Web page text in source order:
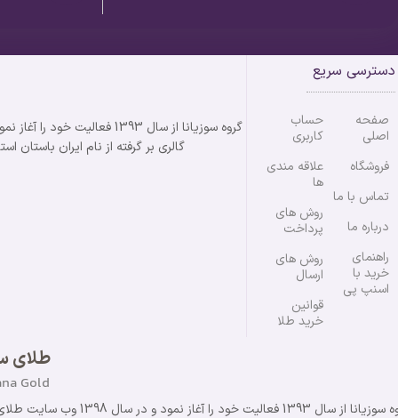
دسترسی سریع
صفحه
اصلی
فروشگاه
تماس با ما
درباره ما
راهنمای
خرید با
اسنپ پی
حساب
کاربری
علاقه مندی
ها
روش های
پرداخت
روش های
ارسال
قوانین
خرید طلا
گالری بر گرفته از نام ایران باستان استان خوزستان می
طلای
Gold
گروه سوزیانا از سال